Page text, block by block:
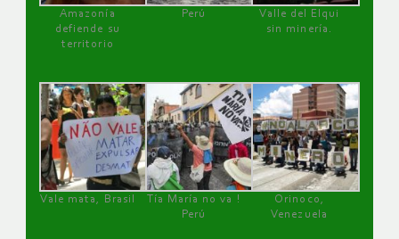
Amazonía
defiende su
territorio
Perú
Valle del Elqui
sin minería.
Vale mata, Brasil
Tía María no va !
Perú
Orinoco,
Venezuela